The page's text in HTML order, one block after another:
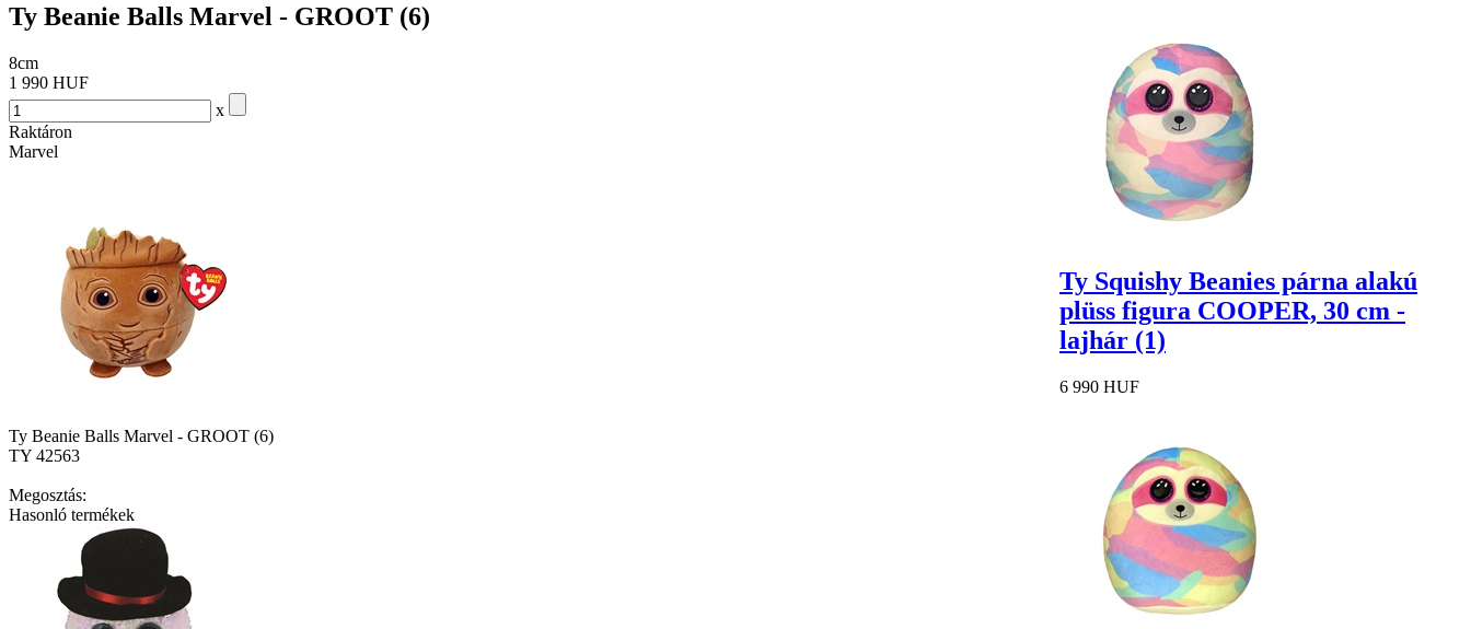
Ty Beanie Balls Marvel - GROOT (6)
8cm
1 990 HUF
x
Raktáron
Marvel
Ty Beanie Balls Marvel - GROOT (6)
TY 42563
Megosztás:
Hasonló termékek
Ty Squishy Beanies párna alakú
plüss figura COOPER, 30 cm -
lajhár (1)
6 990 HUF